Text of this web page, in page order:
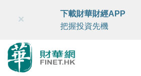
財華智庫網 FINTV FINMETA
×
下載財華財經APP
把握投資先機